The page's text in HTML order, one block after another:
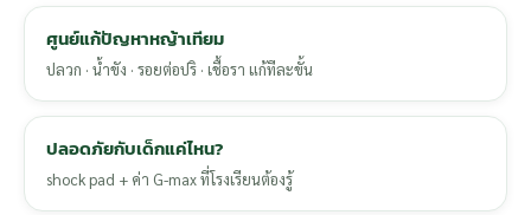
ศูนย์แก้ปัญหาหญ้าเทียม
ปลวก · น้ำขัง · รอยต่อปริ · เชื้อรา แก้ทีละขั้น
ปลอดภัยกับเด็กแค่ไหน?
shock pad + ค่า G-max ที่โรงเรียนต้องรู้